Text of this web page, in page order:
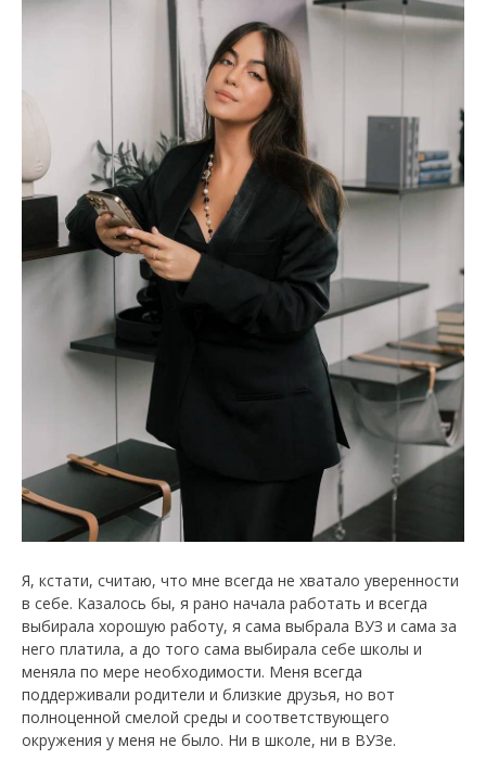
Я, кстати, считаю, что мне всегда не хватало уверенности
в себе. Казалось бы, я рано начала работать и всегда
выбирала хорошую работу, я сама выбрала ВУЗ и сама за
него платила, а до того сама выбирала себе школы и
меняла по мере необходимости. Меня всегда
поддерживали родители и близкие друзья, но вот
полноценной смелой среды и соответствующего
окружения у меня не было. Ни в школе, ни в ВУЗе.